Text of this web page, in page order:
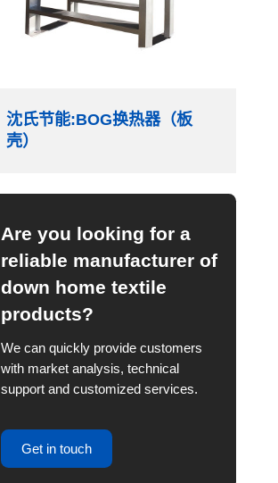
沈氏节能:BOG换热器（板
壳）
Are you looking for a
reliable manufacturer of
down home textile
products?
We can quickly provide customers
with market analysis, technical
support and customized services.
Get in touch